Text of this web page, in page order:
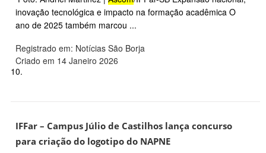
inovação tecnológica e impacto na formação acadêmica O
ano de 2025 também marcou ...
Registrado em: Notícias São Borja
Criado em 14 Janeiro 2026
10.
IFFar – Campus Júlio de Castilhos lança concurso
para criação do logotipo do NAPNE